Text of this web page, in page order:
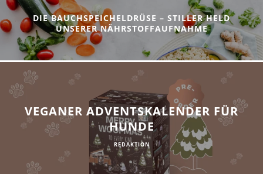
DIE BAUCHSPEICHELDRÜSE – STILLER HELD
UNSERER NÄHRSTOFFAUFNAHME
VEGANER ADVENTSKALENDER FÜR
HUNDE
REDAKTION